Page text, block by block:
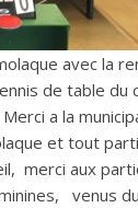
avec la
de table du
a la
et tout
merci aux
venus